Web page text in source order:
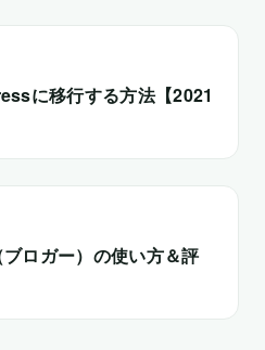
に移行する方法【2021
ロガー）の使い方＆評